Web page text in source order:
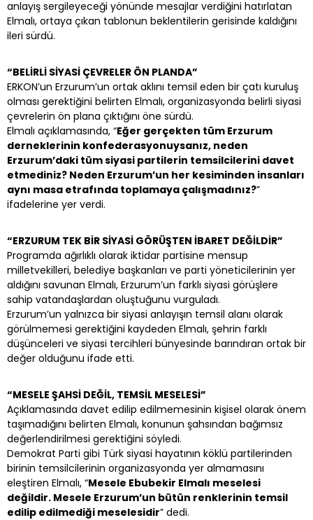
anlayış sergileyeceği yönünde mesajlar verdiğini hatırlatan
Elmalı, ortaya çıkan tablonun beklentilerin gerisinde kaldığını
ileri sürdü.
“BELİRLİ SİYASİ ÇEVRELER ÖN PLANDA”
ERKON’un Erzurum’un ortak aklını temsil eden bir çatı kuruluş
olması gerektiğini belirten Elmalı, organizasyonda belirli siyasi
çevrelerin ön plana çıktığını öne sürdü.
Elmalı açıklamasında, “Eğer gerçekten tüm Erzurum
derneklerinin konfederasyonuysanız, neden
Erzurum’daki tüm siyasi partilerin temsilcilerini davet
etmediniz? Neden Erzurum’un her kesiminden insanları
aynı masa etrafında toplamaya çalışmadınız?”
ifadelerine yer verdi.
“ERZURUM TEK BİR SİYASİ GÖRÜŞTEN İBARET DEĞİLDİR”
Programda ağırlıklı olarak iktidar partisine mensup
milletvekilleri, belediye başkanları ve parti yöneticilerinin yer
aldığını savunan Elmalı, Erzurum’un farklı siyasi görüşlere
sahip vatandaşlardan oluştuğunu vurguladı.
Erzurum’un yalnızca bir siyasi anlayışın temsil alanı olarak
görülmemesi gerektiğini kaydeden Elmalı, şehrin farklı
düşünceleri ve siyasi tercihleri bünyesinde barındıran ortak bir
değer olduğunu ifade etti.
“MESELE ŞAHSİ DEĞİL, TEMSİL MESELESİ”
Açıklamasında davet edilip edilmemesinin kişisel olarak önem
taşımadığını belirten Elmalı, konunun şahsından bağımsız
değerlendirilmesi gerektiğini söyledi.
Demokrat Parti gibi Türk siyasi hayatının köklü partilerinden
birinin temsilcilerinin organizasyonda yer almamasını
eleştiren Elmalı, “Mesele Ebubekir Elmalı meselesi
değildir. Mesele Erzurum’un bütün renklerinin temsil
edilip edilmediği meselesidir” dedi.